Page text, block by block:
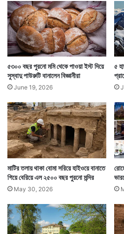
আসলে পর্যটকের হাতে রিচার্ড
ছিনতাইবাজের আর তর সয়নি। সে
ছাড়ে। কিন্তু ঘড়িটি নিয়ে
আসলে ঘড়িটি নকল। রিচার্ড মিল
দামি ঘড়ি নয়, একেবারেই নকল।
আছে।
প
দা
ঘা
ত
৫৩০০ বছর পুরনো মমি থেকে পাওয়া ইস্ট দিয়ে
সুস্বাদু পাউরুটি বানালেন বিজ্ঞানীরা
June 19, 2026
৫
মাটির তলায় থাকা বোমা সরিয়ে হাইওয়ে বানাতে
গিয়ে বেরিয়ে এল ২৫০০ বছর পুরনো মন্দির
May 30, 2026